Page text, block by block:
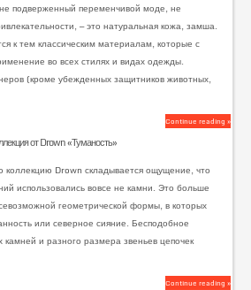
подверженный переменчивой моде, не
— это натуральная кожа, замша.
к тем классическим материалам, которые с
во всех стилях и видах одежды.
(кроме убежденных защитников животных,
Continue reading »
от Drown «Туманость»
Drown складывается ощущение, что
использовались вовсе не камни. Это больше
геометрической формы, в которых
или северное сияние. Бесподобное
камней и разного размера звеньев цепочек
Continue reading »